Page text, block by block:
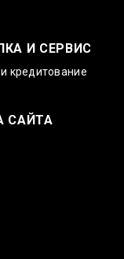
И СЕРВИС
кредитование
САЙТА